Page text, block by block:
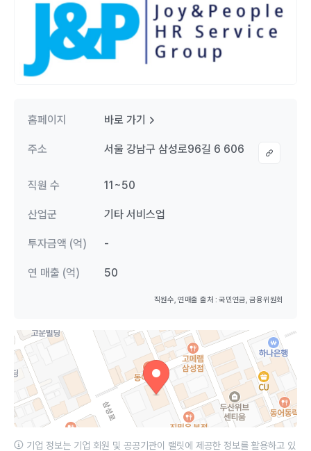
홈페이지 바로 가기
주소 서울 강남구 삼성로96길 6 606
직원 수 11~50
산업군 기타 서비스업
투자금액 (억) -
연 매출 (억) 50
직원수, 연매출 출처 : 국민연금, 금융위원회
기업 정보는 기업 회원 및 공공기관이 랠릿에 제공한 정보를 활용하고 있